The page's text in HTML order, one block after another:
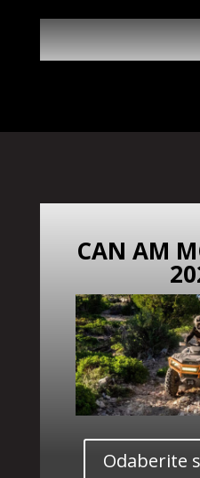
CAN AM
Odaberite